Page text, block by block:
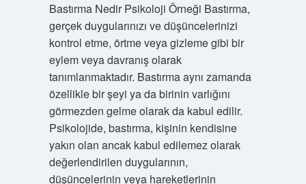
Bastırma Nedir Psikoloji Örneği Bastırma,
gerçek duygularınızı ve düşüncelerinizi
kontrol etme, örtme veya gizleme gibi bir
eylem veya davranış olarak
tanımlanmaktadır. Bastırma aynı zamanda
özellikle bir şeyi ya da birinin varlığını
görmezden gelme olarak da kabul edilir.
Psikolojide, bastırma, kişinin kendisine
yakın olan ancak kabul edilemez olarak
değerlendirilen duygularının,
düşüncelerinin veya hareketlerinin